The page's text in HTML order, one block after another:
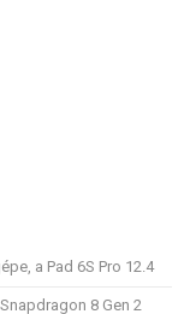
a Pad 6S Pro 12.4
8 Gen 2